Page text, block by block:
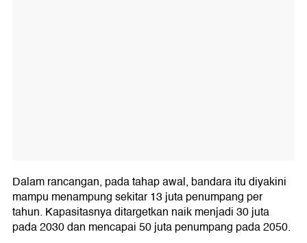
Dalam rancangan, pada tahap awal, bandara itu diyakini
mampu menampung sekitar 13 juta penumpang per
tahun. Kapasitasnya ditargetkan naik menjadi 30 juta
pada 2030 dan mencapai 50 juta penumpang pada 2050.